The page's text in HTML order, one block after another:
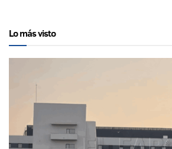
Lo más visto